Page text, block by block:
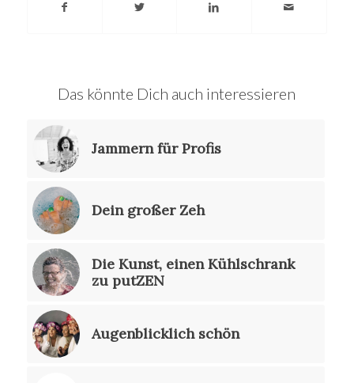
Das könnte Dich auch interessieren
Jammern für Profis
Dein großer Zeh
Die Kunst, einen Kühlschrank
zu putZEN
Augenblicklich schön